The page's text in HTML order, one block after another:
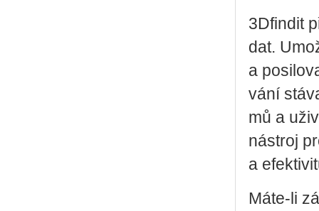
3D­fin­dit
dat.
a
vá­ní
mů a
ná­stroj
a
Máte-li